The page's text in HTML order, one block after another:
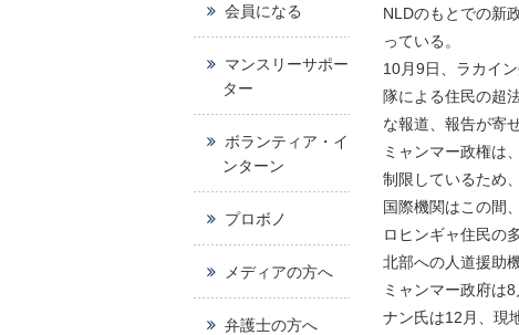
NLDのもとでの新
っている。
10月9日、ラカイ
隊による住民の超
な報道、報告が寄
ミャンマー政権は
制限しているため
国際機関はこの間
ロヒンギャ住民の
北部への人道援助
ミャンマー政府は
ナン氏は12月、現
会員になる
マンスリーサポー
ター
ボランティア・イ
ンターン
プロボノ
メディアの方へ
弁護士の方へ